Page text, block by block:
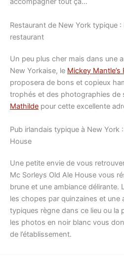
Restaurant de New York typique :
restaurant
Un peu plus cher mais dans une
New Yorkaise, le Mickey Mantle’s
proposera de bons et copieux
trophés et des photographies de
Mathilde pour cette excellente
Pub irlandais typique à New York
House
Une petite envie de vous
Mc Sorleys Old Ale House vous
brune et une ambiance délirante.
les chopes par quinzaines et une
typiques règne dans ce lieu ou la
les photos en noir blanc vous
de l’établissement.